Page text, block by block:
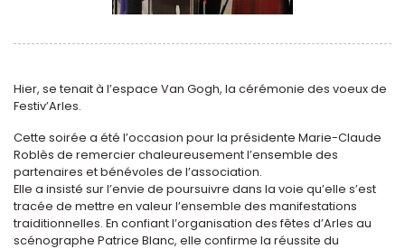
Hier, se tenait à l’espace Van Gogh, la cérémonie des voeux de
Festiv’Arles.
Cette soirée a été l’occasion pour la présidente Marie-Claude
Roblès de remercier chaleureusement l’ensemble des
partenaires et bénévoles de l’association.
Elle a insisté sur l’envie de poursuivre dans la voie qu’elle s’est
tracée de mettre en valeur l’ensemble des manifestations
traiditionnelles. En confiant l’organisation des fêtes d’Arles au
scénographe Patrice Blanc, elle confirme la réussite du